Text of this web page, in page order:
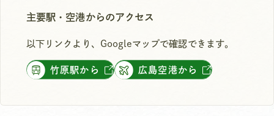
主要駅・空港からのアクセス
以下リンクより、Googleマップで確認できます。
竹原駅から 広島空港から